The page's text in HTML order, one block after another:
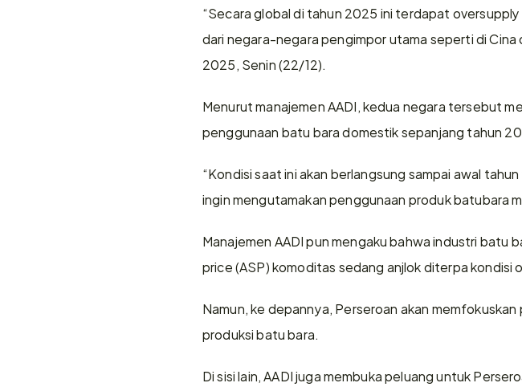
“Secara global di tahun 2025 ini terdapat
dari negara-negara pengimpor utama seperti di Cina
2025, Senin (22/12).
Menurut manajemen AADI, kedua negara tersebut
penggunaan batu bara domestik sepanjang tahun
“Kondisi saat ini akan berlangsung sampai awal
ingin mengutamakan penggunaan produk batubara
Manajemen AADI pun mengaku bahwa industri
price (ASP) komoditas sedang anjlok diterpa kondisi
Namun, ke depannya, Perseroan akan
produksi batu bara.
Di sisi lain, AADI juga membuka peluang untuk